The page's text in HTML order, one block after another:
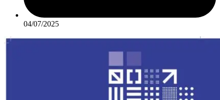
04/07/2025